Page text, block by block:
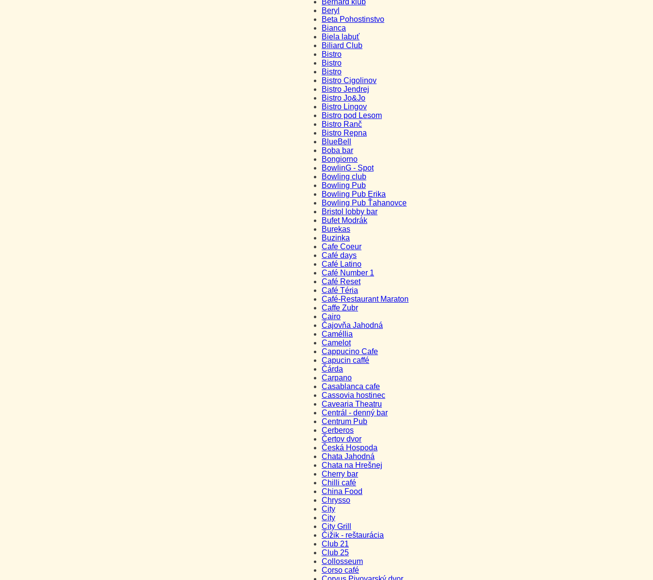
Beryl
Beta Pohostinstvo
Bianca
Biela labuť
Biliard Club
Bistro
Bistro
Bistro
Bistro Cigolinov
Bistro Jendrej
Bistro Jo&Jo
Bistro Lingov
Bistro pod Lesom
Bistro Ranč
Bistro Repna
BlueBell
Boba bar
Bongiorno
BowlinG - Spot
Bowling club
Bowling Pub
Bowling Pub Erika
Bowling Pub Ťahanovce
Bristol lobby bar
Bufet Modrák
Burekas
Buzinka
Cafe Coeur
Café days
Café Latino
Café Number 1
Café Reset
Café Téria
Café-Restaurant Maraton
Caffe Zubr
Cairo
Čajovňa Jahodná
Caméllia
Camelot
Cappucino Cafe
Capucin caffé
Čárda
Carpano
Casablanca cafe
Cassovia hostinec
Cavearia Theatru
Centrál - denný bar
Centrum Pub
Cerberos
Čertov dvor
Česká Hospoda
Chata Jahodná
Chata na Hrešnej
Cherry bar
Chilli café
China Food
Chrysso
City
City
City Grill
Čižik - reštaurácia
Club 21
Club 25
Collosseum
Corso café